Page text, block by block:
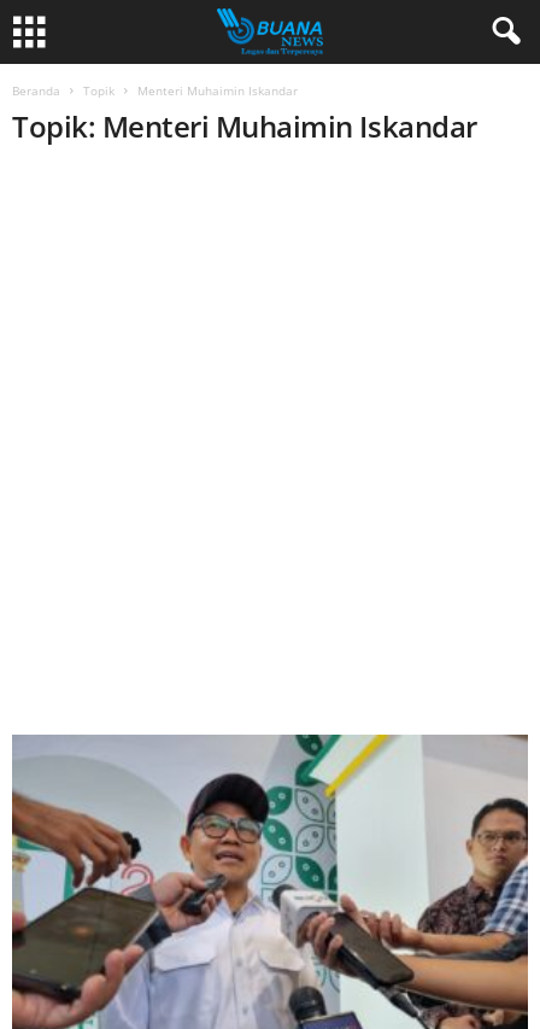
Beranda Topik Menteri Muhaimin Iskandar
Topik: Menteri Muhaimin Iskandar